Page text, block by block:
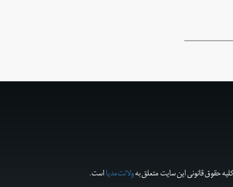
حقوق قانونی این سایت متعلق بهولانت‌مدیااست.